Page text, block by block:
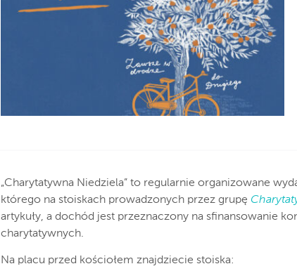
„Charytatywna Niedziela” to regularnie organizowane
którego na stoiskach prowadzonych przez grupę
artykuły, a dochód jest przeznaczony na sfinansowanie
charytatywnych.
Na placu przed kościołem znajdziecie stoiska: